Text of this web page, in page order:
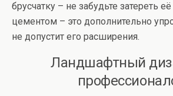
брусчатку – не забудьте затереть
цементом – это дополнительно
не допустит его расширения.
Ландшафтный